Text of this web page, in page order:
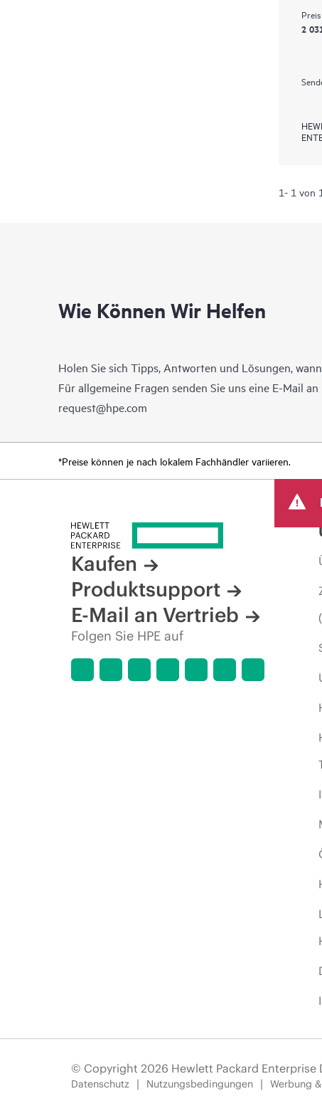
2
1- 1 von
Wie Können Wir Helfen
Holen Sie sich Tipps, Antworten und Lösungen,
Für allgemeine Fragen senden Sie uns eine E-Mail an
request@hpe.com
*Preise können je nach lokalem Fachhändler variieren.
Kaufen
Produktsupport
E-Mail an Vertrieb
Folgen Sie HPE auf
© Copyright 2026 Hewlett Packard Enterprise
Datenschutz Nutzungsbedingungen Werbung